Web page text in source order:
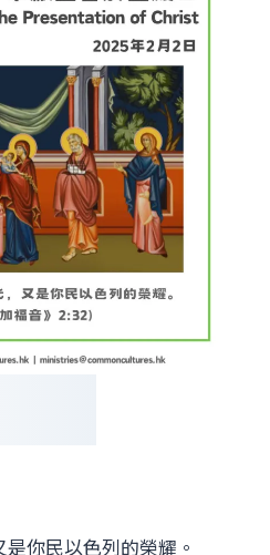
你民以色列的榮耀。